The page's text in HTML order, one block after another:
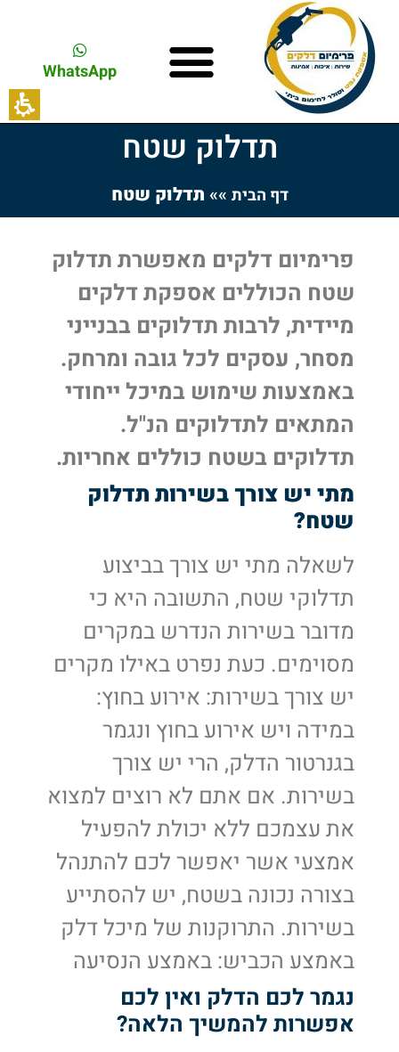
WhatsApp
תדלוק שטח
דף הבית »» תדלוק שטח
פרימיום דלקים מאפשרת תדלוק
שטח הכוללים אספקת דלקים
מיידית, לרבות תדלוקים בבנייני
מסחר, עסקים לכל גובה ומרחק.
באמצעות שימוש במיכל ייחודי
המתאים לתדלוקים הנ"ל.
תדלוקים בשטח כוללים אחריות.
מתי יש צורך בשירות תדלוק
שטח?
לשאלה מתי יש צורך בביצוע
תדלוקי שטח, התשובה היא כי
מדובר בשירות הנדרש במקרים
מסוימים. כעת נפרט באילו מקרים
יש צורך בשירות: אירוע בחוץ:
במידה ויש אירוע בחוץ ונגמר
בגנרטור הדלק, הרי יש צורך
בשירות. אם אתם לא רוצים למצוא
את עצמכם ללא יכולת להפעיל
אמצעי אשר יאפשר לכם להתנהל
בצורה נכונה בשטח, יש להסתייע
בשירות. התרוקנות של מיכל דלק
באמצע הכביש: באמצע הנסיעה
נגמר לכם הדלק ואין לכם
אפשרות להמשיך הלאה?